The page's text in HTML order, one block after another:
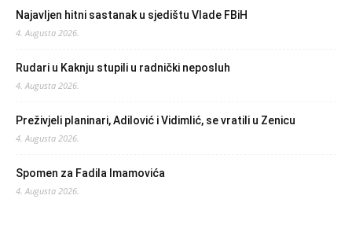
Najavljen hitni sastanak u sjedištu Vlade FBiH
4. Augusta 2026.
Rudari u Kaknju stupili u radnički neposluh
4. Augusta 2026.
Preživjeli planinari, Adilović i Vidimlić, se vratili u Zenicu
4. Augusta 2026.
Spomen za Fadila Imamovića
4. Augusta 2026.